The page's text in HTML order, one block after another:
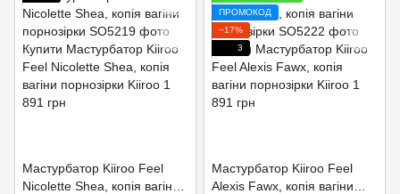
Мастурбатор Kiiroo Feel
Nicolette Shea, копія вагіни
ПРОМОКОД
−17%
3
Мастурбатор Kiiroo Feel
Alexis Fawx, копія вагіни